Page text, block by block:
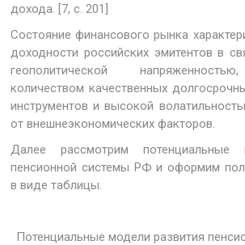
дохода. [7, с. 201]
Состояние финансового рынка
доходности российских эмитентов в
геополитической
количеством качественных
инструментов и высокой
от внешнеэкономических факторов.
Далее рассмотрим потенциальные
пенсионной системы РФ и оформим
в виде таблицы.
Потенциальные модели развития